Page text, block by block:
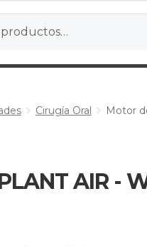
Cirugía Oral Motor
AIR -